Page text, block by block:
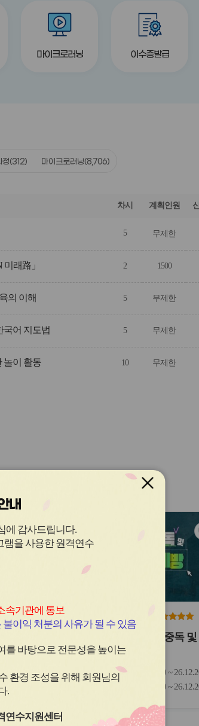
title
마이크로러닝
title
이수증발급
정(312) 마이크로러닝(8,706)
차시 계획인원
5 무제한
래路」 2 1500
의 이해 5 무제한
국어 지도법 5 무제한
놀이 활동 10 무제한
관
심
인식개선
~ 26.12.20
~ 26.12.20
관
원격 과정(상시)
(학교안전)마약류 중독 및
남용 예방
신청기간
26.03.10 ~
26.03.10 ~
내
에 감사드립니다.
램을 사용한원격연수
속기관에 통보
이익 처분의 사유가 될 수 있음
를 바탕으로 전문성을 높이는
환경 조성을 위해 회원님의
.
연수지원센터